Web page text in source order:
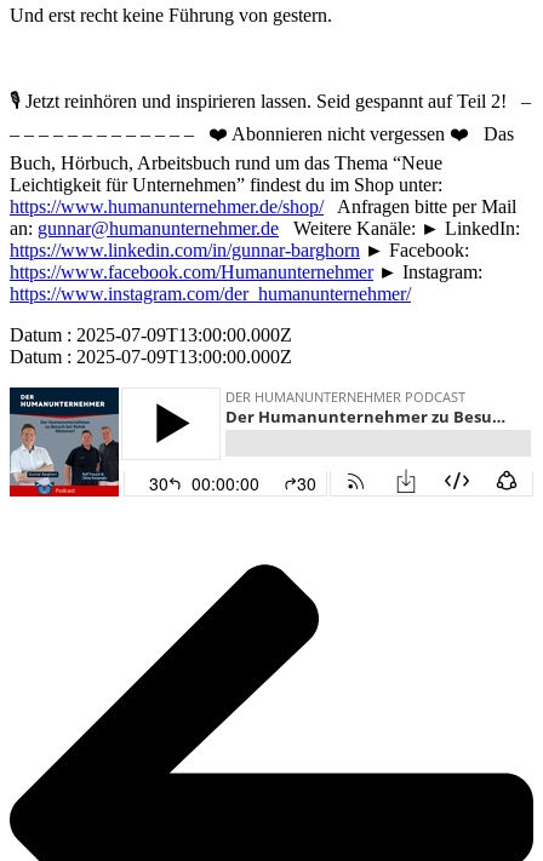
Und erst recht keine Führung von gestern.
🎙️ Jetzt reinhören und inspirieren lassen. Seid gespannt auf Teil 2! –
– – – – – – – – – – – – – ❤️ Abonnieren nicht vergessen ❤️ Das
Buch, Hörbuch, Arbeitsbuch rund um das Thema “Neue
Leichtigkeit für Unternehmen” findest du im Shop unter:
https://www.humanunternehmer.de/shop/Anfragen bitte per Mail
an: gunnar@humanunternehmer.de Weitere Kanäle: ► LinkedIn:
https://www.linkedin.com/in/gunnar-barghorn ► Facebook:
https://www.facebook.com/Humanunternehmer► Instagram:
https://www.instagram.com/der_humanunternehmer/
Datum : 2025-07-09T13:00:00.000Z
Datum : 2025-07-09T13:00:00.000Z